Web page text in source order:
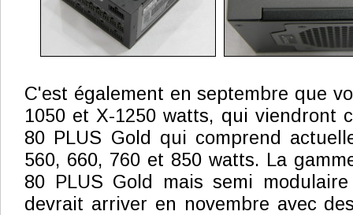
C'est également en septembre que
1050 et X-1250 watts, qui viendront
80 PLUS Gold qui comprend
560, 660, 760 et 850 watts. La
80 PLUS Gold mais semi
devrait arriver en novembre avec